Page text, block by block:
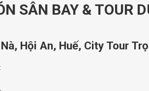
SÂN BAY & TOUR
Hội An, Huế, City Tour